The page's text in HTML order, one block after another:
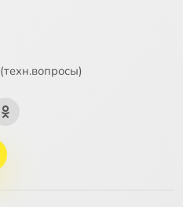
(техн.вопросы)